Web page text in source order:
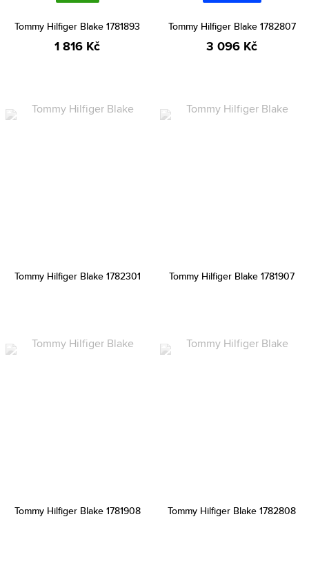
Tommy Hilfiger Blake 1781893
1 816 Kč
Tommy Hilfiger Blake 1782807
3 096 Kč
Tommy Hilfiger Blake 1782301 Tommy Hilfiger Blake 1781907
Tommy Hilfiger Blake 1781908 Tommy Hilfiger Blake 1782808